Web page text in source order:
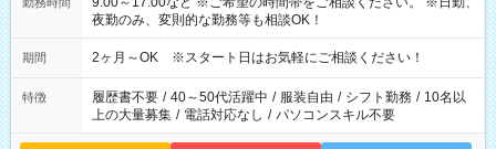
夜勤のみ、変則的な勤務等も相談OK！
期間 2ヶ月～OK ※スタート日はお気軽にご相談ください！
特徴 履歴書不要 / 40～50代活躍中 / 服装自由 / シフト勤務 / 10名以
上の大量募集 / 電話対応なし / パソコンスキル不要